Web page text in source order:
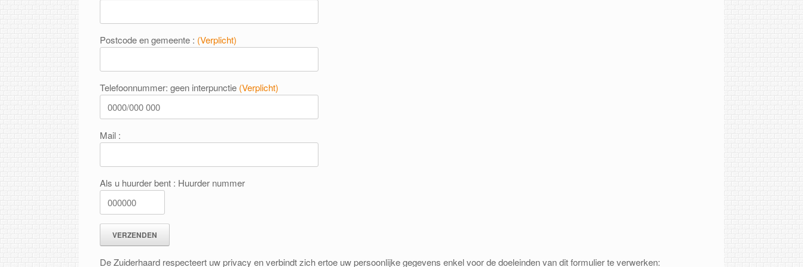
Postcode en gemeente : (Verplicht)
Telefoonnummer: geen interpunctie (Verplicht)
Mail :
Als u huurder bent : Huurder nummer
De Zuiderhaard respecteert uw privacy en verbindt zich ertoe uw persoonlijke gegevens enkel voor de doeleinden van dit formulier te verwerken: